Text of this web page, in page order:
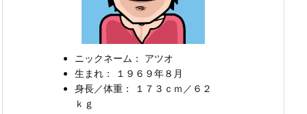
ニックネーム： アツオ
生まれ： １９６９年８月
身長／体重： １７３ｃｍ／６２
ｋｇ